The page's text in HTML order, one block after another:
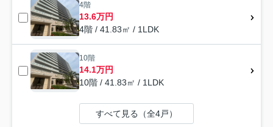
4階
13.6万円
4階 / 41.83㎡ / 1LDK
10階
14.1万円
10階 / 41.83㎡ / 1LDK
すべて見る（全4戸）